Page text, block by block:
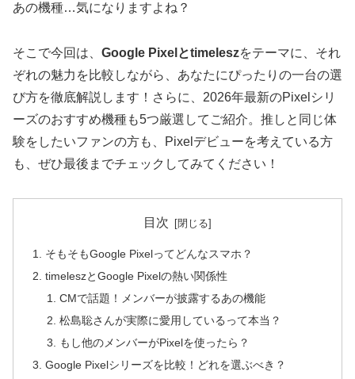
あの機種…気になりますよね？
そこで今回は、 Google Pixelとtimeleszをテーマに、それ
ぞれの魅力を比較しながら、あなたにぴったりの一台の選
び方を徹底解説します！さらに、2026年最新のPixelシリ
ーズのおすすめ機種も5つ厳選してご紹介。推しと同じ体
験をしたいファンの方も、Pixelデビューを考えている方
も、ぜひ最後までチェックしてみてください！
目次
そもそもGoogle Pixelってどんなスマホ？
timeleszとGoogle Pixelの熱い関係性
CMで話題！メンバーが披露するあの機能
松島聡さんが実際に愛用しているって本当？
もし他のメンバーがPixelを使ったら？
Google Pixelシリーズを比較！どれを選ぶべき？